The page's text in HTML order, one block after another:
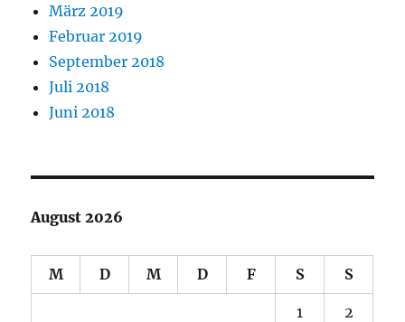
März 2019
Februar 2019
September 2018
Juli 2018
Juni 2018
August 2026
M D M D F S S
1 2